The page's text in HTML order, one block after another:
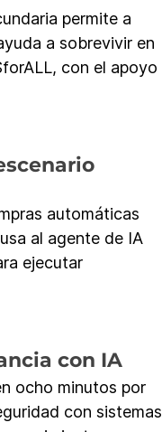
permite a
a sobrevivir en
con el apoyo
automáticas
al agente de IA
ejecutar
con IA
ocho minutos por
con sistemas